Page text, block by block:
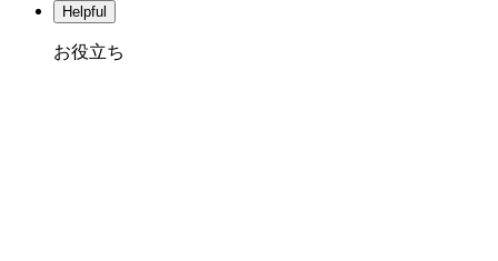
Helpful
お役立ち